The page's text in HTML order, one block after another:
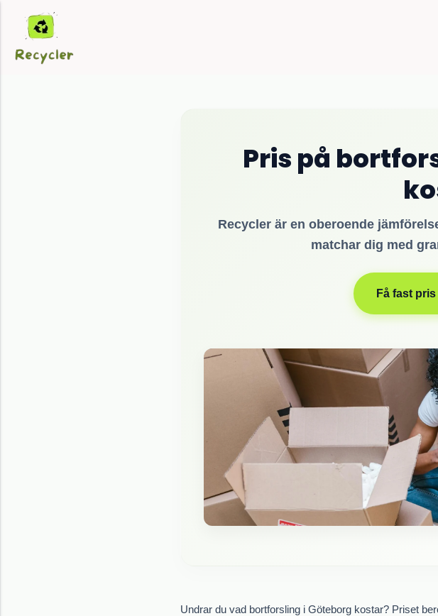
Pris på
Recycler är en oberoende
matchar dig med
Få fast
Undrar du vad bortforsling i Göteborg kostar? Priset